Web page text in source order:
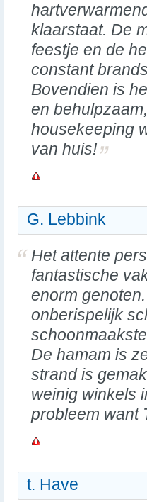
klaarstaat. De
feestje en de
constant
Bovendien is
en
housekeeping
van huis!
G. Lebbink
Het attente
fantastische
enorm
onberispelijk
De hamam is
strand is
weinig winkels
probleem want
t. Have